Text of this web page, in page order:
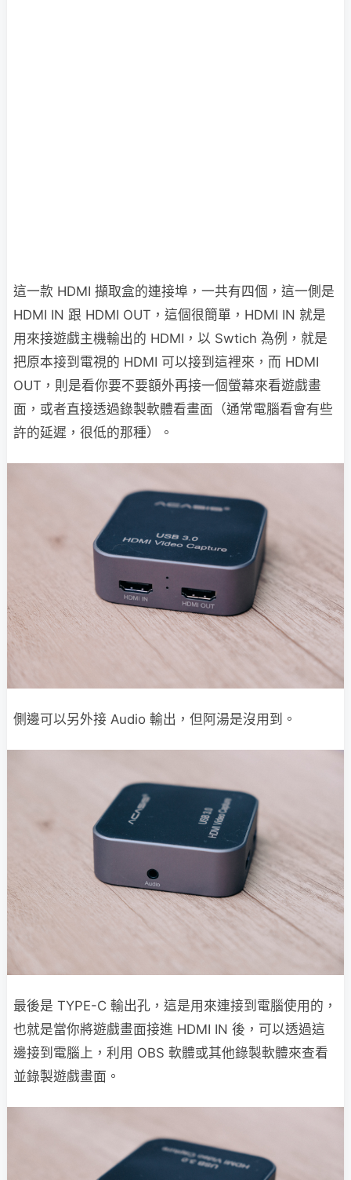
這一款 HDMI 擷取盒的連接埠，一共有四個，這一側是
HDMI IN 跟 HDMI OUT，這個很簡單，HDMI IN 就是
用來接遊戲主機輸出的 HDMI，以 Swtich 為例，就是
把原本接到電視的 HDMI 可以接到這裡來，而 HDMI
OUT，則是看你要不要額外再接一個螢幕來看遊戲畫
面，或者直接透過錄製軟體看畫面（通常電腦看會有些
許的延遲，很低的那種）。
側邊可以另外接 Audio 輸出，但阿湯是沒用到。
最後是 TYPE-C 輸出孔，這是用來連接到電腦使用的，
也就是當你將遊戲畫面接進 HDMI IN 後，可以透過這
邊接到電腦上，利用 OBS 軟體或其他錄製軟體來查看
並錄製遊戲畫面。